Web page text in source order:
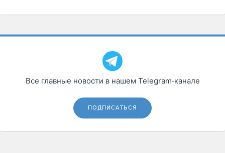
Все главные новости в нашем Telegram‑канале
ПОДПИСАТЬСЯ